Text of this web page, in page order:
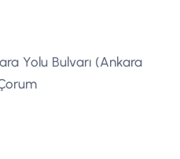
Yolu Bulvarı (Ankara